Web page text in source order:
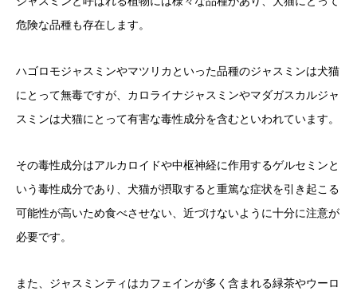
危険な品種も存在します。
ハゴロモジャスミンやマツリカといった品種のジャスミンは犬猫
にとって無毒ですが、カロライナジャスミンやマダガスカルジャ
スミンは犬猫にとって有害な毒性成分を含むといわれています。
その毒性成分はアルカロイドや中枢神経に作用するゲルセミンと
いう毒性成分であり、犬猫が摂取すると重篤な症状を引き起こる
可能性が高いため食べさせない、近づけないように十分に注意が
必要です。
また、ジャスミンティはカフェインが多く含まれる緑茶やウーロ